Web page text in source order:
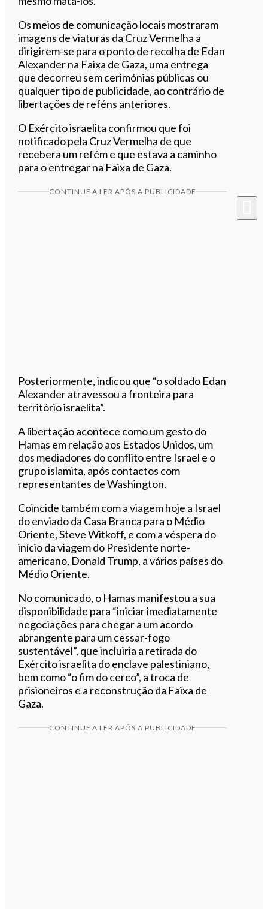
Os meios de comunicação locais mostraram
imagens de viaturas da Cruz Vermelha a
dirigirem-se para o ponto de recolha de Edan
Alexander na Faixa de Gaza, uma entrega
que decorreu sem cerimónias públicas ou
qualquer tipo de publicidade, ao contrário de
libertações de reféns anteriores.
O Exército israelita confirmou que foi
notificado pela Cruz Vermelha de que
recebera um refém e que estava a caminho
para o entregar na Faixa de Gaza.
CONTINUE A LER APÓS A PUBLICIDADE
Posteriormente, indicou que “o soldado Edan
Alexander atravessou a fronteira para
território israelita”.
A libertação acontece como um gesto do
Hamas em relação aos Estados Unidos, um
dos mediadores do conflito entre Israel e o
grupo islamita, após contactos com
representantes ​​de Washington.
Coincide também com a viagem hoje a Israel
do enviado da Casa Branca para o Médio
Oriente, Steve Witkoff, e com a véspera do
início da viagem do Presidente norte-
americano, Donald Trump, a vários países do
Médio Oriente.
No comunicado, o Hamas manifestou a sua
disponibilidade para “iniciar imediatamente
negociações para chegar a um acordo
abrangente para um cessar-fogo
sustentável”, que incluiria a retirada do
Exército israelita do enclave palestiniano,
bem como “o fim do cerco”, a troca de
prisioneiros e a reconstrução da Faixa de
Gaza.
CONTINUE A LER APÓS A PUBLICIDADE